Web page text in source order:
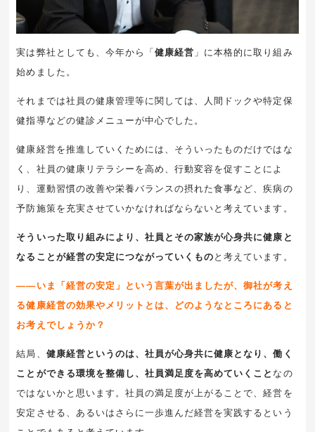
実は弊社としても、今年から「健康経営 」に本格的に取り組み
始めました。
それまでは社員の健康管理等に関しては、人間ドックや特定保
健指導などの健診メニューが中心でした。
健康経営を推進していくためには、そういったものだけではな
く、社員の健康リテラシーを高め、行動変容を促すことによ
り、運動習慣の改善や栄養バランスの摂れた食事など、疾病の
予防施策を充実させていかなければならないと考えています。
そういった取り組みにより、社員とその家族が心身共に健康と
なることが経営の安定につながっていくもの と考えています。
――いま「経営の安定」という言葉が出ましたが、御社が考え
る健康経営の効果やメリットとは、どのようなところにあると
お考えでしょうか？
結局、 健康経営というのは、社員が心身共に健康となり、働く
ことができる環境を整備し、社員満足度を高めていくこと なの
ではないかと思います。社員の満足度が上がることで、経営を
安定させる、あるいはさらに一歩進んだ経営を実践するという